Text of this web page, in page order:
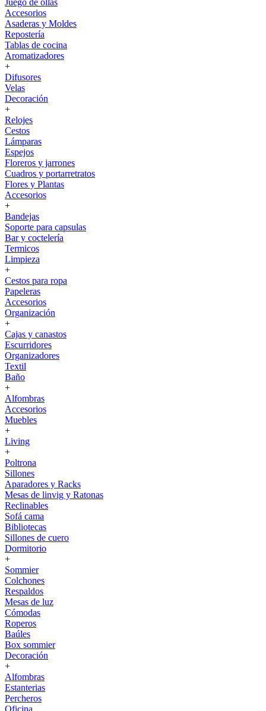
Juego de ollas
Accesorios
Asaderas y Moldes
Repostería
Tablas de cocina
Aromatizadores
+
Difusores
Velas
Decoración
+
Relojes
Cestos
Lámparas
Espejos
Floreros y jarrones
Cuadros y portarretratos
Flores y Plantas
Accesorios
+
Bandejas
Soporte para capsulas
Bar y coctelería
Termicos
Limpieza
+
Cestos para ropa
Papeleras
Accesorios
Organización
+
Cajas y canastos
Escurridores
Organizadores
Textil
Baño
+
Alfombras
Accesorios
Muebles
+
Living
+
Poltrona
Sillones
Aparadores y Racks
Mesas de linvig y Ratonas
Reclinables
Sofá cama
Bibliotecas
Sillones de cuero
Dormitorio
+
Sommier
Colchones
Respaldos
Mesas de luz
Cómodas
Roperos
Baúles
Box sommier
Decoración
+
Alfombras
Estanterias
Percheros
Oficina